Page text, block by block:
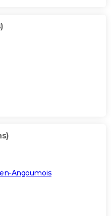
Angoumois